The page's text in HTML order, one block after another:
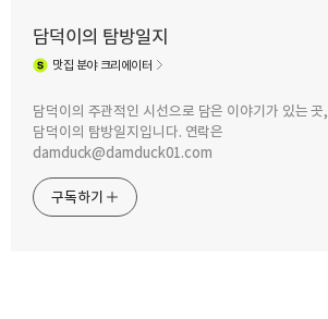
담덕이의 탐방일지
맛집 분야 크리에이터
담덕이의 주관적인 시선으로 담은 이야기가 있는 곳,
담덕이의 탐방일지입니다. 연락은
damduck@damduck01.com
구독하기
카카오스토리
[블로그 결산] 2026년 5월 4주 차 다음
메인 등록 기록, 5일 연속 메인 노출과
주간 조회수 4만 5천 폭발!
2026.07.26